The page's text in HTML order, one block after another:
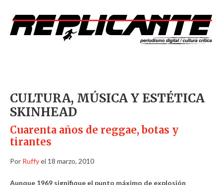
CULTURA, MÚSICA Y ESTÉTICA
SKINHEAD
Cuarenta años de reggae, botas y
tirantes
Por Ruffyel 18 marzo, 2010
Aunque 1969 signifique el punto máximo de explosión